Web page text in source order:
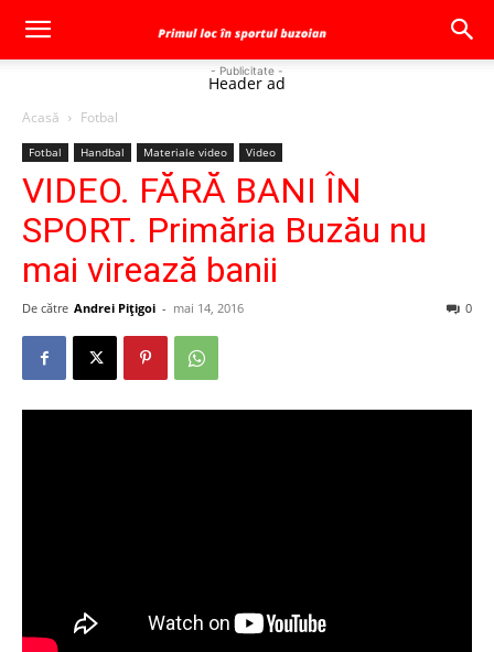
- Publicitate -
Header ad
Acasă Fotbal
Fotbal Handbal Materiale video Video
VIDEO. FĂRĂ BANI ÎN
SPORT. Primăria Buzău nu
mai virează banii
De către Andrei Pițigoi - mai 14, 2016 0